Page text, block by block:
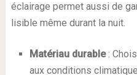
éclairage permet aussi de
lisible même durant la nuit.
Matériau durable:
aux conditions